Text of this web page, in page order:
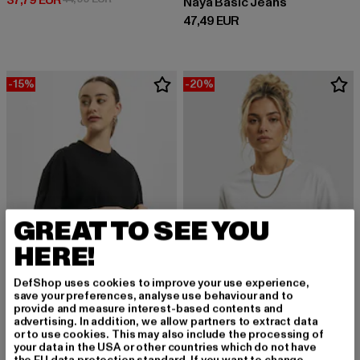
47,49 EUR
Derzeitiger Preis: 47,49 EUR
-15%
URBAN CLASSICS
Essentials Oversized
16,99 EUR
Derzeitiger Preis: 16,99 EUR
19,99 EUR Aktionspreis: 19,99 EUR
-20%
URBAN CLASSICS
Ladies Oversized Short
GREAT TO SEE YOU
HERE!
DefShop uses cookies to improve your use experience,
save your preferences, analyse use behaviour and to
provide and measure interest-based contents and
advertising. In addition, we allow partners to extract data
or to use cookies. This may also include the processing of
your data in the USA or other countries which do not have